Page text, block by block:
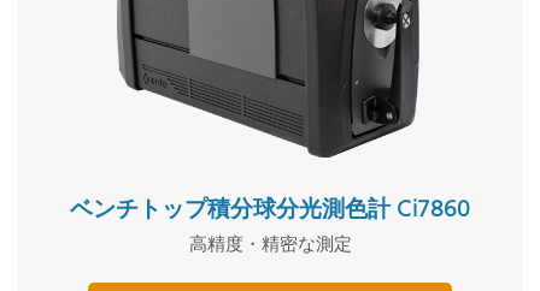
ベンチトップ積分球分光測色計 Ci7860
高精度・精密な測定